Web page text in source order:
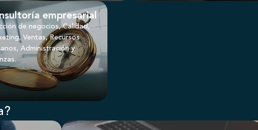
empresarial
de negocios, Calidad,
Ventas, Recursos
Administración y